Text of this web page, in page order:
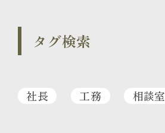
タグ検索
社長 工務 相談室